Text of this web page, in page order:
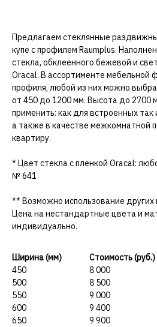
Предлагаем стеклянные
купе с профилем Raumplus.
стекла, обклеенного бежевой и
Oracal. В ассортименте мебельной
профиля, любой из них можно
от 450 до 1200 мм. Высота до 2700
применить: как для встроенных
а также в качестве межкомнатной
квартиру.
* Цвет стекла с пленкой Oracal:
№ 641
** Возможно использование
Цена на нестандартные цвета и
индивидуально.
Ширина (мм)
Стоимость (руб.)
450
8 000
500
8 500
550
9 000
600
9 400
650
9 900